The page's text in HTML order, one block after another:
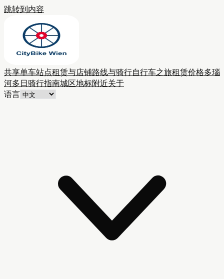
跳转到内容
共享单车站点租赁与店铺路线与骑行自行车之旅租赁价格多瑙
河多日骑行指南城区地标附近关于
语言